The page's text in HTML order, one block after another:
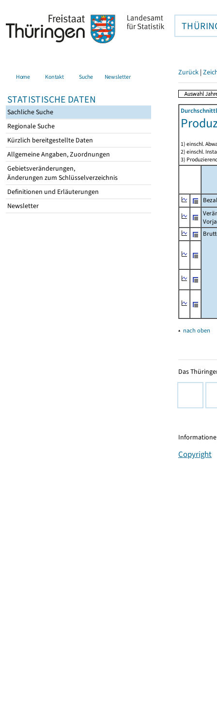
Home Kontakt Suche Newsletter
STATISTISCHE DATEN
Sachliche Suche
Regionale Suche
Kürzlich bereitgestellte Daten
Allgemeine Angaben, Zuordnungen
Gebietsveränderungen,
Änderungen zum Schlüsselverzeichnis
Definitionen und Erläuterungen
Newsletter
Zurück |
1) einschl.
2) einschl.
3)
▴ nach oben
Das
Copyright